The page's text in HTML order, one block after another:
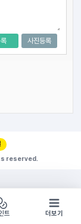
사진등록
reserved.
구경하기
방문시 1G
트 더보기